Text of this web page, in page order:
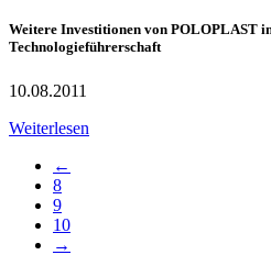
Weitere Investitionen von POLOPLAST
Technologieführerschaft
10.08.2011
Weiterlesen
←
8
9
10
→